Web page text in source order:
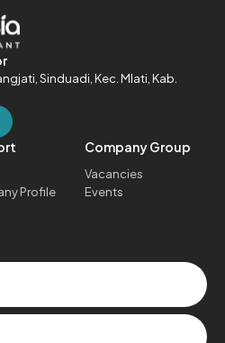
Sinduadi, Kec. Mlati, Kab.
Profile
Company Group
Vacancies
Events